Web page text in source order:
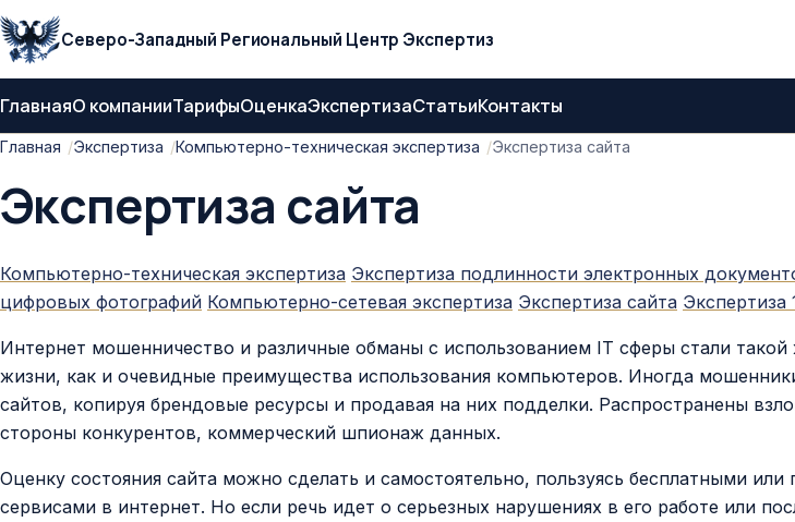
Северо-Западный Региональный Центр Экспертиз
ГлавнаяО компанииТарифыОценкаЭкспертизаСтатьиКонтакты
Главная Экспертиза Компьютерно-техническая экспертиза Экспертиза сайта
Экспертиза сайта
Компьютерно-техническая экспертиза Экспертиза подлинности электронных
цифровых фотографий Компьютерно-сетевая экспертиза Экспертиза сайта Экспертиза
Интернет мошенничество и различные обманы с использованием IT сферы стали
жизни, как и очевидные преимущества использования компьютеров. Иногда
сайтов, копируя брендовые ресурсы и продавая на них подделки. Распространены
стороны конкурентов, коммерческий шпионаж данных.
Оценку состояния сайта можно сделать и самостоятельно, пользуясь бесплатными или
сервисами в интернет. Но если речь идет о серьезных нарушениях в его работе или